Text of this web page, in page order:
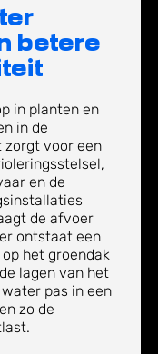
betere
in planten en
in de
zorgt voor een
en de
de afvoer
ontstaat een
het groendak
lagen van het
pas in een
zo de